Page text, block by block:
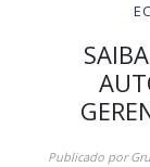
Publicado por